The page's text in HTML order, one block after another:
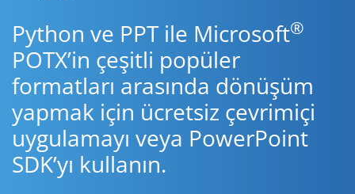
Python ve PPT ile Microsoft®
POTX’in çeşitli popüler
formatları arasında dönüşüm
yapmak için ücretsiz çevrimiçi
uygulamayı veya PowerPoint
SDK’yı kullanın.